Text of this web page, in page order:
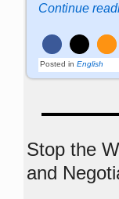
Continue
Posted in English
Stop the
and